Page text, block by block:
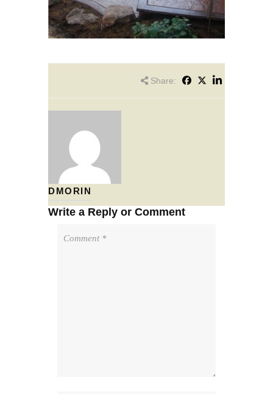
Share:
DMORIN
Write a Reply or Comment